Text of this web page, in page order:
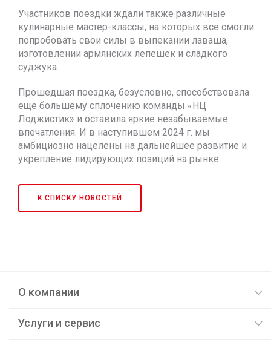
Участников поездки ждали также различные
кулинарные мастер-классы, на которых все смогли
попробовать свои силы в выпекании лаваша,
изготовлении армянских лепешек и сладкого
суджука.
Прошедшая поездка, безусловно, способствовала
еще большему сплочению команды «НЦ
Лоджистик» и оставила яркие незабываемые
впечатления. И в наступившем 2024 г. мы
амбициозно нацелены на дальнейшее развитие и
укрепление лидирующих позиций на рынке.
К СПИСКУ НОВОСТЕЙ
О компании
Услуги и сервис